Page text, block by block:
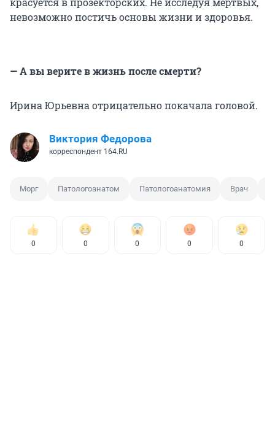
невозможно постичь основы жизни и здоровья.
— А вы верите в жизнь после смерти?
Ирина Юрьевна отрицательно покачала головой.
Виктория Федорова
корреспондент 164.RU
Морг Патологоанатом Патологоанатомия Врач
0 0 0 0 0